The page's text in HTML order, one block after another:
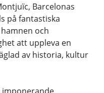
Barcelonas
på fantastiska
och
att uppleva en
av historia, kultur